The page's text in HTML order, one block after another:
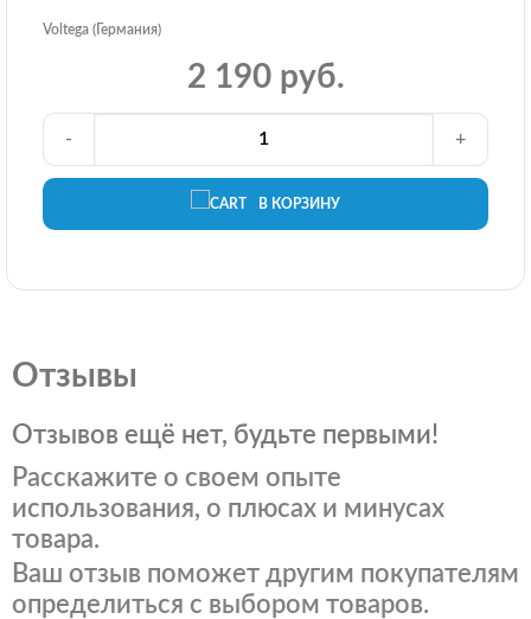
Voltega (Германия)
2 190 руб.
В КОРЗИНУ
- +
Отзывы
Отзывов ещё нет, будьте первыми!
Расскажите о своем опыте
использования, о плюсах и минусах
товара.
Ваш отзыв поможет другим покупателям
определиться с выбором товаров.